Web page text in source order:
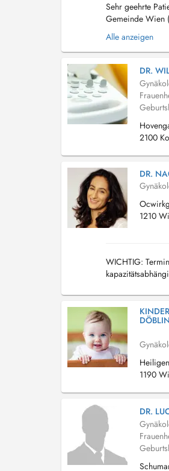
Sehr geehrte
Gemeinde Wien
Gynäkologie
Alle anzeigen
DR.
2100
DR.
1210
WICHTIG:
1190
DR.